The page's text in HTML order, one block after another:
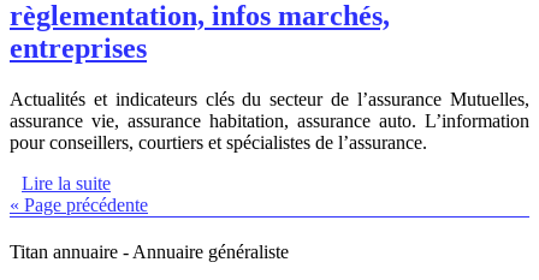
règlemen­ta­tion, infos marchés,
entreprises
Actualités et indicateurs clés du secteur de l’assurance Mutuelles,
assurance vie, assurance habitation, assurance auto. L’information
pour conseillers, courtiers et spécialistes de l’assurance.
Lire la suite
« Page précédente
Titan annuaire - Annuaire généraliste